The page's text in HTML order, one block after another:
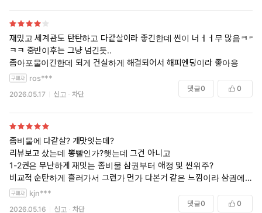
재밌고 세계관도 탄탄하고 다같살이라 좋긴한데 씬이 너ㅓㅓ무 많음ㅋㅋ
ㅋㅋ 중반이후는 그냥 넘긴듯..
좀아포물이긴한데 되게 건실하게 해결되어서 해피엔딩이라 좋아용
ros***
2026.05.17 신고 차단
댓글0 0
좀비물에 다같살? 개맛잇는데?
리뷰보고 샀는데 뽕빨인가?햇는데 그건 아니고
1-2권은 무난하게 재밋는 좀비물 삼권부터 애정 및 씬위주?
비교적 순탄하게 흘러가서 그런가 먼가 다본거 같은 느낌이라 삼권에서
멈추긴햇는데 다같살에 좀비물 좋아하시면 일권씩 봐도 끝까지 볼만하실
kjn***
2026.05.16 신고 차단
댓글0 0